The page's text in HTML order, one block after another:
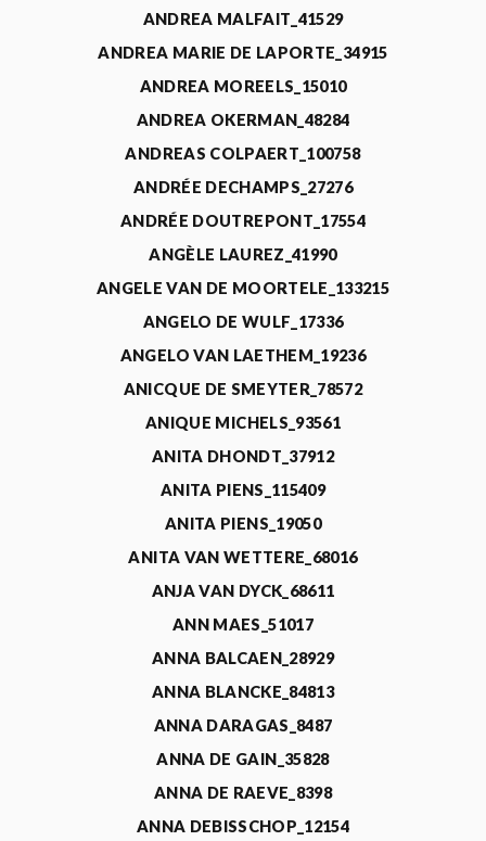
ANDREA MALFAIT_41529
ANDREA MARIE DE LAPORTE_34915
ANDREA MOREELS_15010
ANDREA OKERMAN_48284
ANDREAS COLPAERT_100758
ANDRÉE DECHAMPS_27276
ANDRÉE DOUTREPONT_17554
ANGÈLE LAUREZ_41990
ANGELE VAN DE MOORTELE_133215
ANGELO DE WULF_17336
ANGELO VAN LAETHEM_19236
ANICQUE DE SMEYTER_78572
ANIQUE MICHELS_93561
ANITA DHONDT_37912
ANITA PIENS_115409
ANITA PIENS_19050
ANITA VAN WETTERE_68016
ANJA VAN DYCK_68611
ANN MAES_51017
ANNA BALCAEN_28929
ANNA BLANCKE_84813
ANNA DARAGAS_8487
ANNA DE GAIN_35828
ANNA DE RAEVE_8398
ANNA DEBISSCHOP_12154